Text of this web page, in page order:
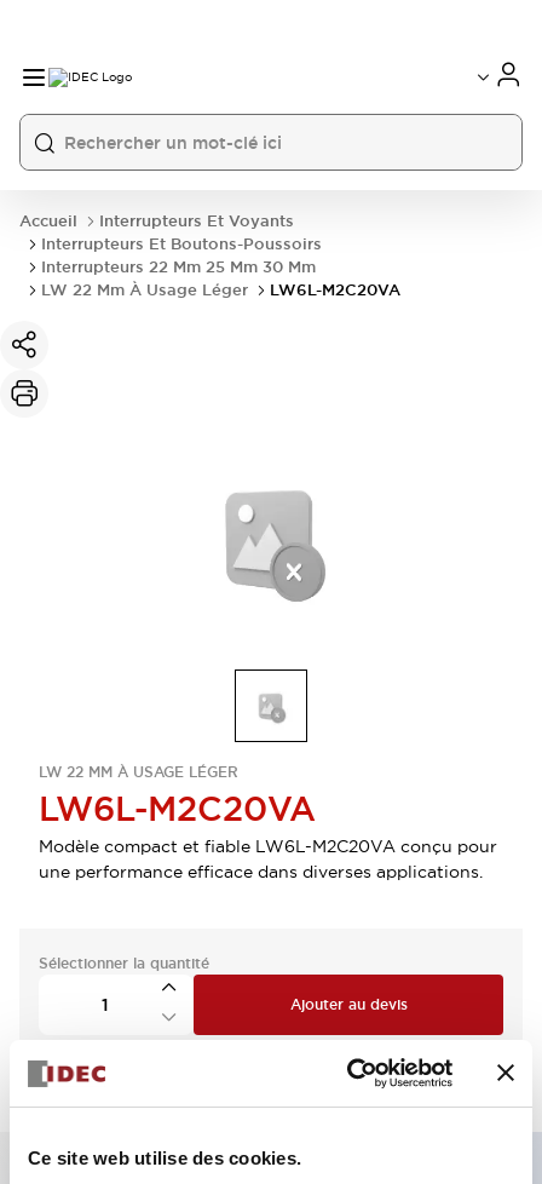
Ce site web utilise des cookies.
Accueil
Interrupteurs Et Voyants
Interrupteurs Et Boutons-Poussoirs
Interrupteurs 22 Mm 25 Mm 30 Mm
LW 22 Mm À Usage Léger
LW6L-M2C20VA
LW 22 MM À USAGE LÉGER
LW6L-M2C20VA
Modèle compact et fiable LW6L-M2C20VA conçu pour
une performance efficace dans diverses applications.
Sélectionner la quantité
Ajouter au devis